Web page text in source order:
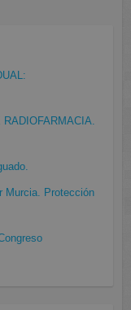
Murcia. Protección